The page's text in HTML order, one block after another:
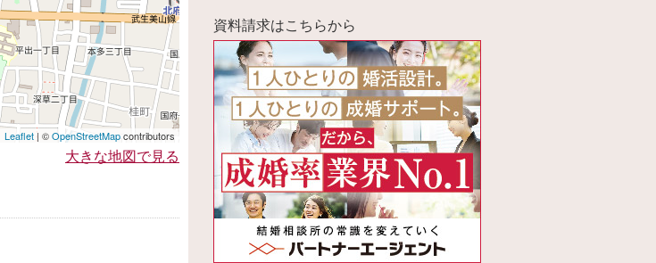
Leaflet| ©OpenStreetMapcontributors
大きな地図で見る
資料請求はこちらから